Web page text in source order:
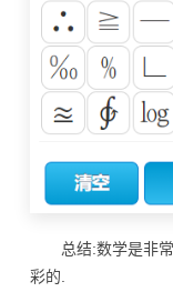
总结:数学是非
彩的.